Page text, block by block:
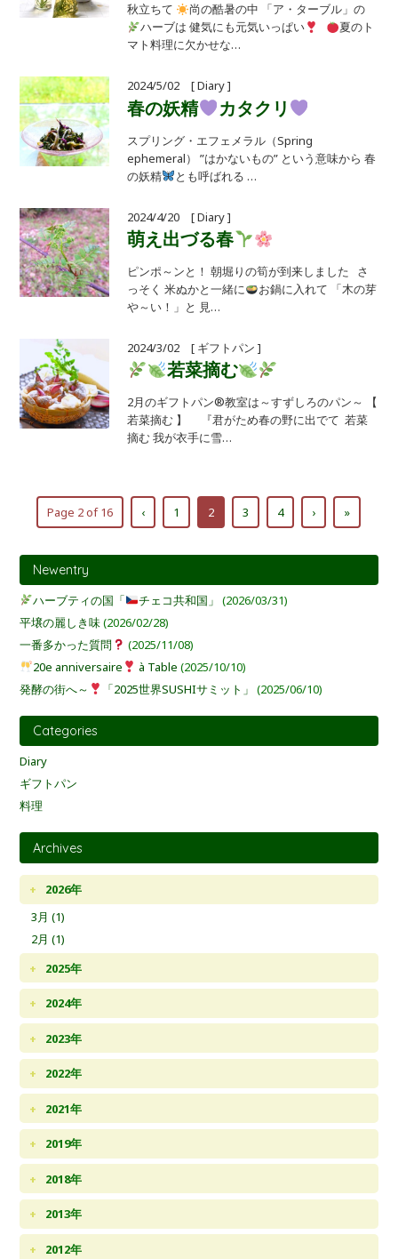
秋立ちて
尚の酷暑の中 「ア・ターブル」の
ハーブは 健気にも元気いっぱい
夏のト
マト料理に欠かせな…
2024/5/02 [ Diary ]
春の妖精 カタクリ
スプリング・エフェメラル（Spring
ephemeral） ”はかないもの” という意味から 春
の妖精
とも呼ばれる …
2024/4/20 [ Diary ]
萌え出づる春
ピンポ～ンと！ 朝堀りの筍が到来しました さ
っそく 米ぬかと一緒に
お鍋に入れて 「木の芽
や～い！」と 見…
2024/3/02 [ ギフトパン ]
若菜摘む
2月のギフトパン®教室は～すずしろのパン～ 【
若菜摘む 】 『君がため春の野に出でて 若菜
摘む 我が衣手に雪…
Page 2 of 16 ‹ 1 2 3 4 › »
Newentry
ハーブティの国「
チェコ共和国」 (2026/03/31)
平壌の麗しき味(2026/02/28)
一番多かった質問
(2025/11/08)
20e anniversaire
à Table (2025/10/10)
発酵の街へ～
「2025世界SUSHIサミット」 (2025/06/10)
Categories
Diary
ギフトパン
料理
Archives
2026年
3月 (1)
2月 (1)
2025年
2024年
2023年
2022年
2021年
2019年
2018年
2013年
2012年